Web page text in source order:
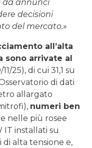
da annunci
decisioni
del mercato.»
all’alta
sono arrivate al
25), di cui 31,1 su
di dati
allargato
numeri ben
nelle più rosee
IT installati su
di alta tensione e,